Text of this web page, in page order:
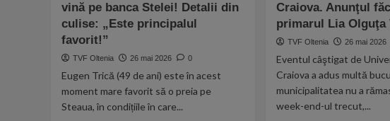
făcut
Cristi
Borcea
unui
derby
Dinamo
Steaua:
ia
la
Rapid,
însă
primit
un
refuz
vină pe banca Stelei! Detalii din
culise: „Este principalul
favorit!”
TVF Oltenia 26 mai 2026 0
Eugen Trică (49 de ani) este în acest
moment mare favorit să o preia pe
Steaua, în condițiile în care...
Craiova. Anunţul
primarul Lia Olguţa
TVF Oltenia 26 mai 2026
Eventul câştigat de
Craiova a adus multă
municipalitatea nu a
week-end-ul trecut,...